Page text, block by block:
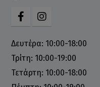
Δευτέρα: 10:00-18:00
Τρίτη: 10:00-19:00
Τετάρτη: 10:00-18:00